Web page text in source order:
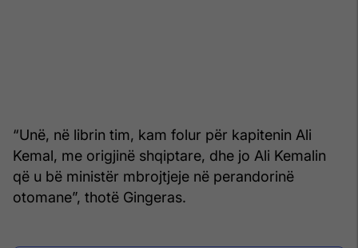
“Unë, në librin tim, kam folur për kapitenin Ali
Kemal, me origjinë shqiptare, dhe jo Ali Kemalin
që u bë ministër mbrojtjeje në perandorinë
otomane”, thotë Gingeras.